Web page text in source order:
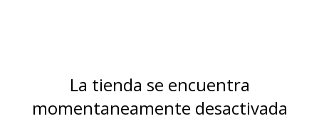
La tienda se encuentra
momentaneamente desactivada